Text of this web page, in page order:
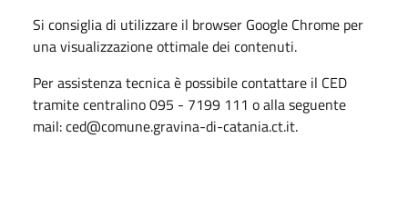
Si consiglia di utilizzare il browser Google Chrome per
una visualizzazione ottimale dei contenuti.
Per assistenza tecnica è possibile contattare il CED
tramite centralino 095 - 7199 111 o alla seguente
mail: ced@comune.gravina-di-catania.ct.it.